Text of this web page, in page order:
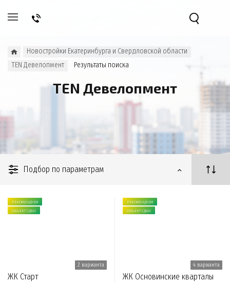
Новостройки Екатеринбурга и Свердловской области
TEN Девелопмент
Результаты поиска
TEN Девелопмент
Подбор по параметрам
РЕКОМЕНДУЕМ
ОБЪЕКТ СДАН
2 варианта
ЖК Старт
РЕКОМЕНДУЕМ
ОБЪЕКТ СДАН
4 варианта
ЖК Основинские кварталы